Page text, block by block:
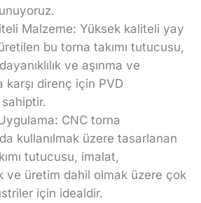
Malzeme: Yüksek kaliteli yay
bu torna takımı tutucusu,
ve aşınma ve
karşı direnç için PVD
CNC torna
kullanılmak üzere tasarlanan
tutucusu, imalat,
ve üretim dahil olmak üzere çok
için idealdir.